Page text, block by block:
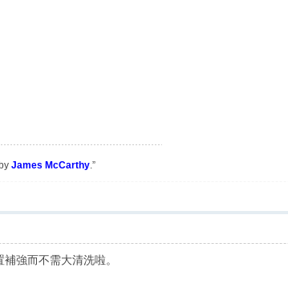
James McCarthy.”
強而不需大清洗啦。